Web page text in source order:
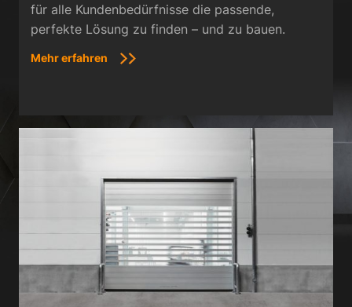
für alle Kundenbedürfnisse die passende,
perfekte Lösung zu finden – und zu bauen.
Mehr erfahren